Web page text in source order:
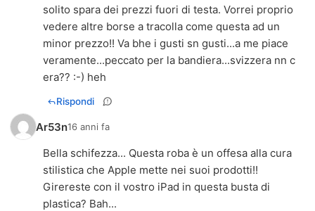
solito spara dei prezzi fuori di testa. Vorrei proprio
vedere altre borse a tracolla come questa ad un
minor prezzo!! Va bhe i gusti sn gusti...a me piace
veramente...peccato per la bandiera...svizzera nn c
era?? :-) heh
Rispondi
Ar53n16 anni fa
Bella schifezza... Questa roba è un offesa alla cura
stilistica che Apple mette nei suoi prodotti!!
Girereste con il vostro iPad in questa busta di
plastica? Bah...